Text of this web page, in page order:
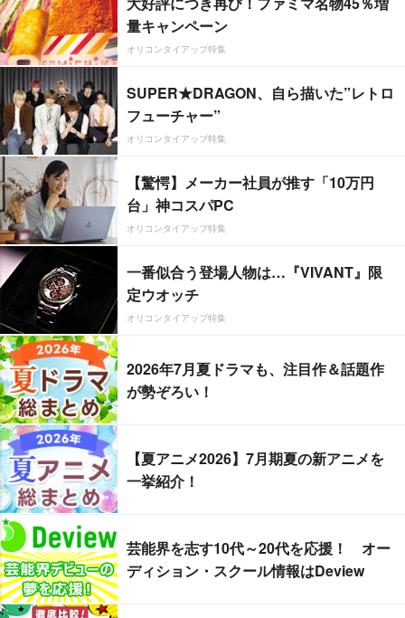
量キャンペーン
オリコンタイアップ特集
SUPER★DRAGON、自ら描いた”レトロ
フューチャー”
オリコンタイアップ特集
【驚愕】メーカー社員が推す「10万円
台」神コスパPC
オリコンタイアップ特集
一番似合う登場人物は…『VIVANT』限
定ウオッチ
オリコンタイアップ特集
2026年7月夏ドラマも、注目作＆話題作
が勢ぞろい！
【夏アニメ2026】7月期夏の新アニメを
一挙紹介！
芸能界を志す10代～20代を応援！ オー
ディション・スクール情報はDeview